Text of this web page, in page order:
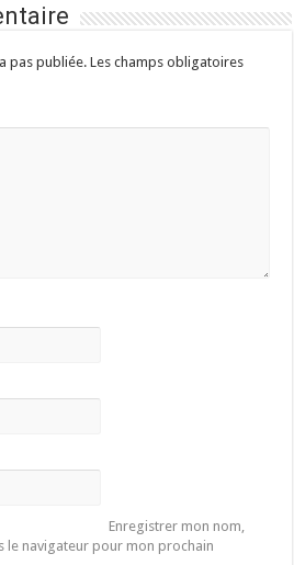
pas publiée. Les champs obligatoires
Enregistrer mon nom,
le navigateur pour mon prochain